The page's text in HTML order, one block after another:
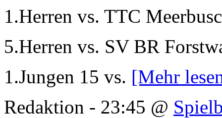
1.Herren vs. TTC
5.Herren vs. SV BR
1.Jungen 15 vs. [Mehr
Redaktion - 23:45 @